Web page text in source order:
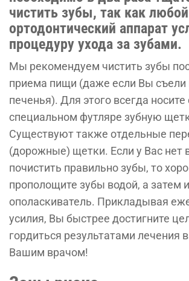
чистить зубы, так как любой
ортодонтический аппарат
процедуру ухода за зубами.
Мы рекомендуем чистить зубы
приема пищи (даже если Вы съели
печенья). Для этого всегда носите
специальном футляре зубную
Существуют также отдельные
(дорожные) щетки. Если у Вас нет
почистить правильно зубы, то
прополощите зубы водой, а затем
ополаскиватель. Прикладывая
усилия, Вы быстрее достигните
гордиться результатами лечения
Вашим врачом!